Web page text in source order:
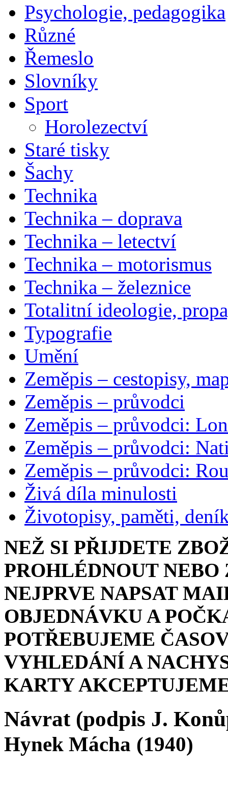
Psychologie, pedagogika
Různé
Řemeslo
Slovníky
Sport
Horolezectví
Staré tisky
Šachy
Technika
Technika – doprava
Technika – letectví
Technika – motorismus
Technika – železnice
Totalitní ideologie,
Typografie
Umění
Zeměpis – cestopisy,
Zeměpis – průvodci
Zeměpis – průvodci:
Zeměpis – průvodci:
Zeměpis – průvodci:
Živá díla minulosti
Životopisy, paměti,
NEŽ SI PŘIJDETE
PROHLÉDNOUT
NEJPRVE NAPSAT
OBJEDNÁVKU A
POTŘEBUJEME
VYHLEDÁNÍ A
KARTY
Návrat (podpis J.
Hynek Mácha (1940)